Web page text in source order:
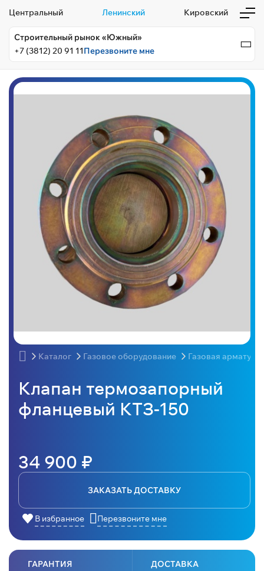
Центральный Ленинский Кировский
Строительный рынок «Южный»
+7 (3812) 20 91 11Перезвоните мне
Каталог Газовое оборудование Газовая арматура
Клапан термозапорный
фланцевый КТЗ-150
34 900 ₽
ЗАКАЗАТЬ ДОСТАВКУ
В избранное Перезвоните мне
ГАРАНТИЯ
ДОСТАВКА